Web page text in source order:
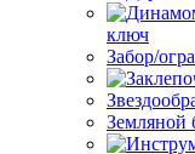
ключ
Забор/
Земляной